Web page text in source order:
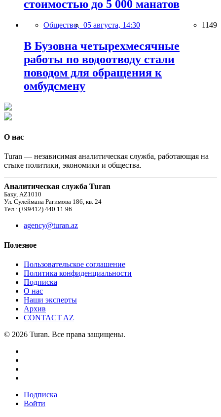
стоимостью до 5 000 манатов
Общество, 05 августа, 14:30 1149
В Бузовна четырехмесячные
работы по водоотводу стали
поводом для обращения к
омбудсмену
О нас
Turan — независимая аналитическая служба, работающая на
стыке политики, экономики и общества.
Аналитическая служба Turan
Баку, AZ1010
Ул. Сулеймана Рагимова 186, кв. 24
Тел.: (+99412) 440 11 96
agency@turan.az
Полезное
Пользовательское соглашение
Политика конфиденциальности
Подписка
О нас
Наши эксперты
Архив
CONTACT AZ
© 2026 Turan. Все права защищены.
Подписка
Войти